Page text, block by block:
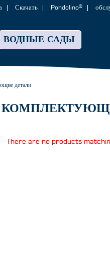
ВОДНЫЕ САДЫ
Скачать Pondolino®
детали
There are no products